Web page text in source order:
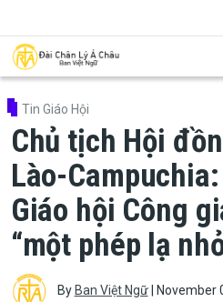
Tin Giáo Hội
Chủ tịch Hội
Lào-
Giáo hội Công
“một phép lạ
By Ban Việt Ngữ| November